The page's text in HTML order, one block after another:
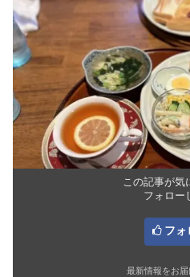
この記事が気
フォロー
フォ
最新情報をお届